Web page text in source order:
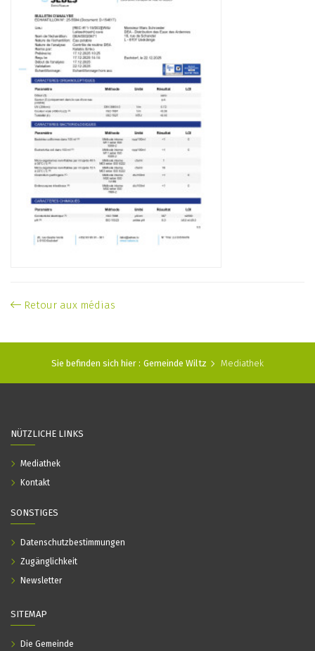
Retour aux médias
Sie befinden sich hier : Gemeinde Wiltz Mediathek
SITEMAP
Die Gemeinde
NÜTZLICHE LINKS
Mediathek
Kontakt
SONSTIGES
Datenschutzbestimmungen
Zugänglichkeit
Newsletter